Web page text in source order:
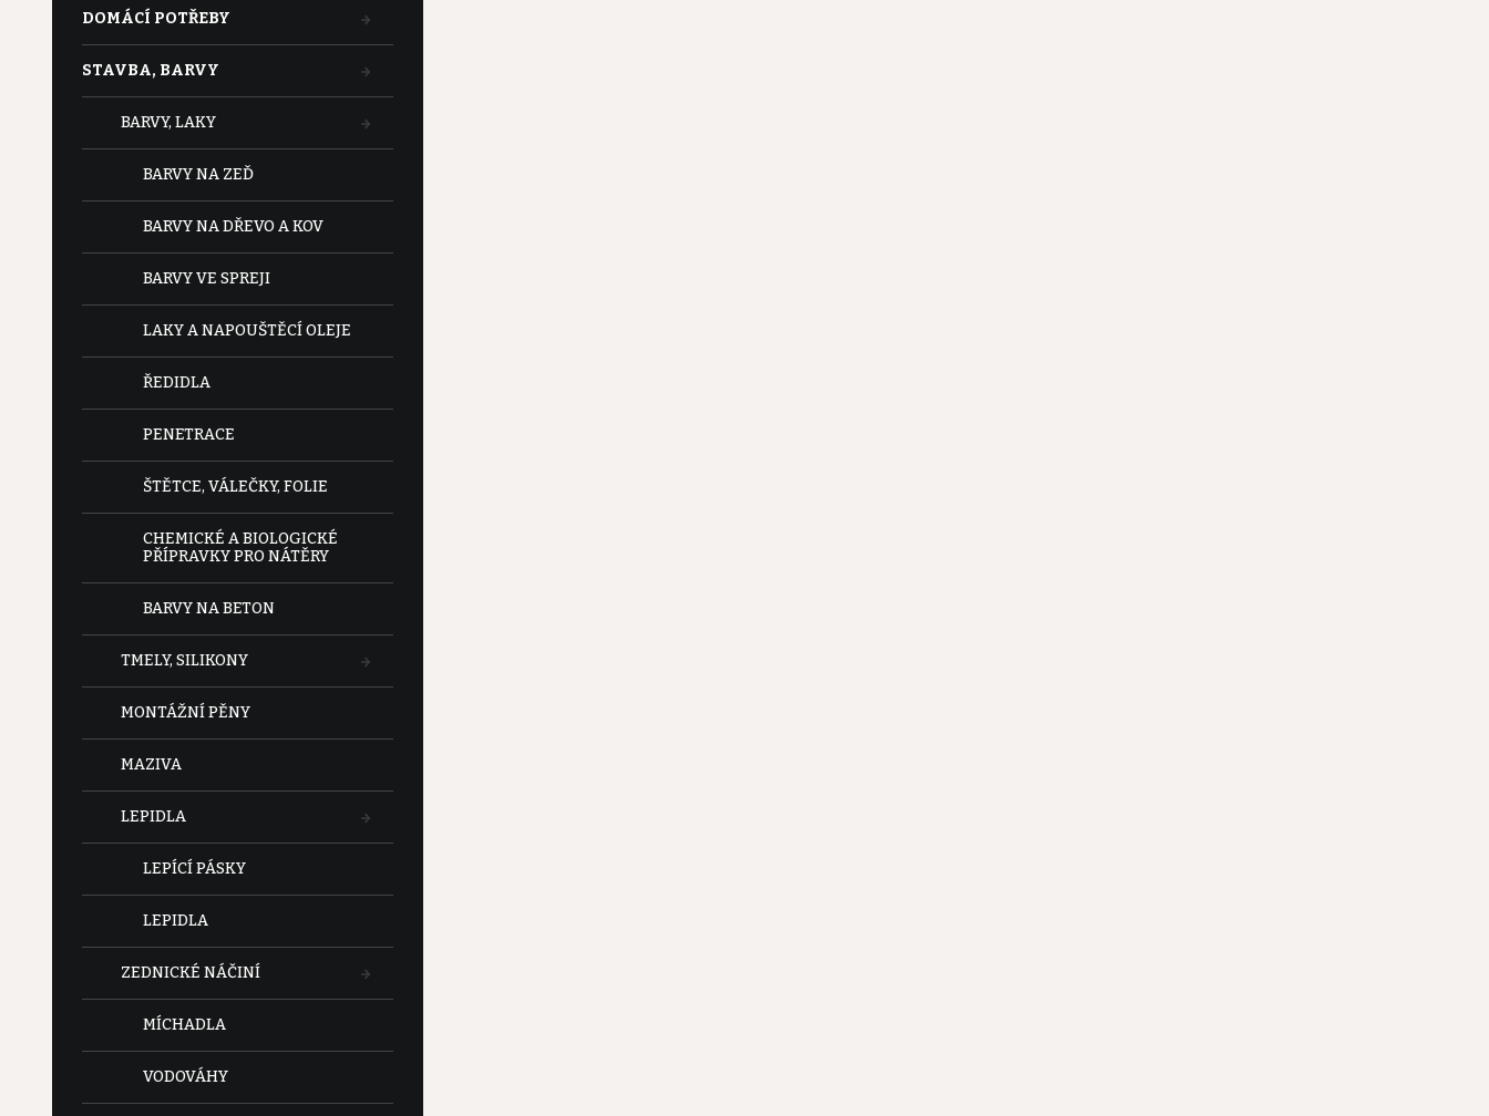
DOMÁCÍ POTŘEBY
STAVBA, BARVY
BARVY, LAKY
BARVY NA ZEĎ
BARVY NA DŘEVO A KOV
BARVY VE SPREJI
LAKY A NAPOUŠTĚCÍ OLEJE
ŘEDIDLA
PENETRACE
ŠTĚTCE, VÁLEČKY, FOLIE
CHEMICKÉ A BIOLOGICKÉ
PŘÍPRAVKY PRO NÁTĚRY
BARVY NA BETON
TMELY, SILIKONY
MONTÁŽNÍ PĚNY
MAZIVA
LEPIDLA
LEPÍCÍ PÁSKY
LEPIDLA
ZEDNICKÉ NÁČINÍ
MÍCHADLA
VODOVÁHY